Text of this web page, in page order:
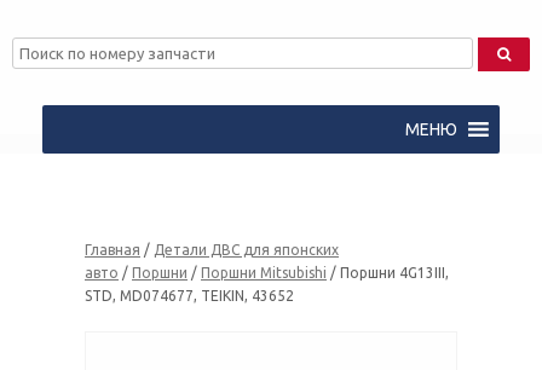
МЕНЮ
Главная / Детали ДВС для японских
авто / Поршни / Поршни Mitsubishi / Поршни 4G13III,
STD, MD074677, TEIKIN, 43652